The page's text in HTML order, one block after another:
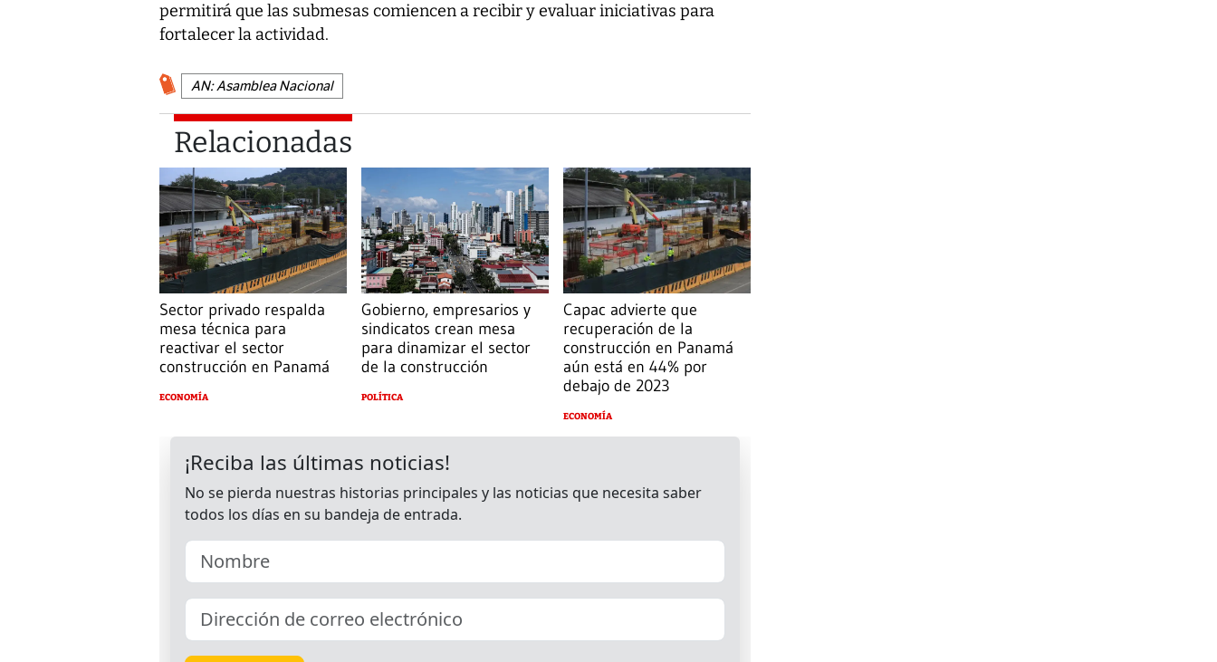
permitirá que las submesas comiencen a recibir y evaluar iniciativas para
fortalecer la actividad.
AN: Asamblea Nacional
Relacionadas
Sector privado respalda
mesa técnica para
reactivar el sector
construcción en Panamá
ECONOMÍA
Gobierno, empresarios y
sindicatos crean mesa
para dinamizar el sector
de la construcción
POLÍTICA
Capac advierte que
recuperación de la
construcción en Panamá
aún está en 44% por
debajo de 2023
ECONOMÍA